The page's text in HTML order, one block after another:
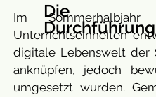
Die
Durchführung
Im
Unterrichtseinheiten
digitale Lebenswelt der
anknüpfen, jedoch
umgesetzt wurden.